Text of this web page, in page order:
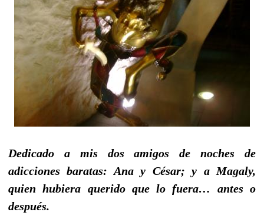
Dedicado a mis dos amigos de noches de
adicciones baratas: Ana y César; y a Magaly,
quien hubiera querido que lo fuera… antes o
después.